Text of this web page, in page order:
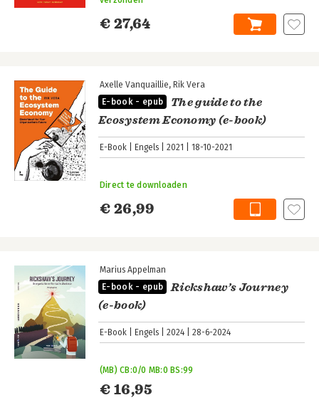
€ 27,64
Axelle Vanquaillie Rik Vera
E-book - epub
The guide to the
Ecosystem Economy (e-book)
E-Book Engels 2021 18-10-2021
€ 26,99
Direct te downloaden
Marius Appelman
E-book - epub
Rickshaw’s Journey
(e-book)
E-Book Engels 2024 28-6-2024
€ 16,95
(MB) CB:0/0 MB:0 BS:99